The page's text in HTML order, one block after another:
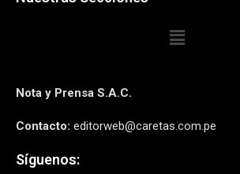
Nota y Prensa S.A.C.
Contacto: editorweb@caretas.com.pe
Síguenos: